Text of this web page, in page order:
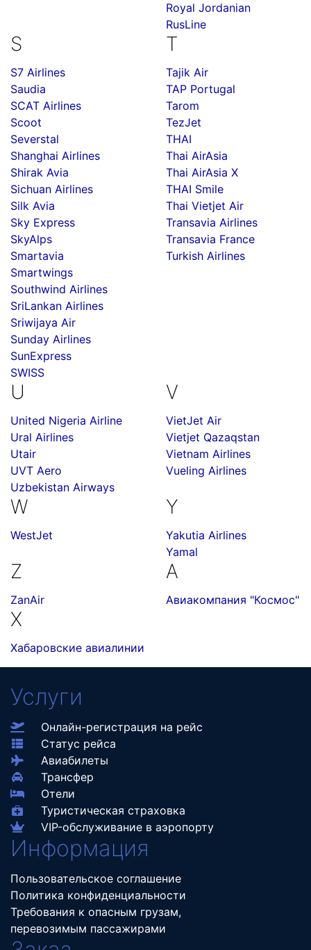
Royal Jordanian
RusLine
S
S7 Airlines
Saudia
SCAT Airlines
Scoot
Severstal
Shanghai Airlines
Shirak Avia
Sichuan Airlines
Silk Avia
Sky Express
SkyAlps
Smartavia
Smartwings
Southwind Airlines
SriLankan Airlines
Sriwijaya Air
Sunday Airlines
SunExpress
SWISS
T
Tajik Air
TAP Portugal
Tarom
TezJet
THAI
Thai AirAsia
Thai AirAsia X
THAI Smile
Thai Vietjet Air
Transavia Airlines
Transavia France
Turkish Airlines
U
United Nigeria Airline
Ural Airlines
Utair
UVT Aero
Uzbekistan Airways
V
VietJet Air
Vietjet Qazaqstan
Vietnam Airlines
Vueling Airlines
W
WestJet
Y
Yakutia Airlines
Yamal
Z
ZanAir
А
Авиакомпания "Космос"
Х
Хабаровские авиалинии
Услуги
Онлайн-регистрация на рейс
Статус рейса
Авиабилеты
Трансфер
Отели
Туристическая страховка
VIP-обслуживание в аэропорту
Информация
Пользовательское соглашение
Политика конфиденциальности
Требования к опасным грузам,
перевозимым пассажирами